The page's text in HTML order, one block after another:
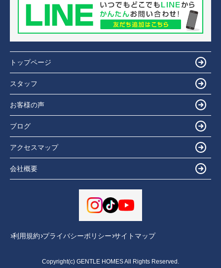
トップページ
スタッフ
お客様の声
ブログ
アクセスマップ
会社概要
利用規約 プライバシーポリシー サイトマップ
Copyright(c) GENTLE HOMES All Rights Reserved.